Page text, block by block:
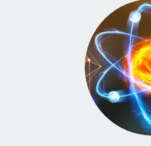
VRAAG EEN STUDENT